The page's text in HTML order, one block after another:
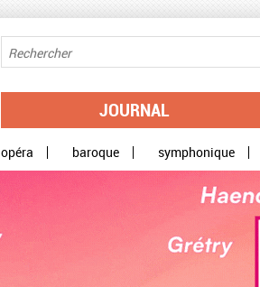
JOURNAL
opéra baroque symphonique